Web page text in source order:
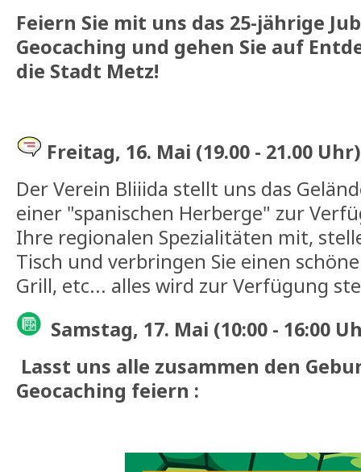
Feiern Sie mit uns das 25-jährige
Geocaching und gehen Sie auf
die Stadt Metz!
Freitag, 16. Mai (19.00 - 21.00
Der Verein Bliiida stellt uns das
einer "spanischen Herberge" zur
Ihre regionalen Spezialitäten mit,
Tisch und verbringen Sie einen
Grill, etc... alles wird zur Verfügung
Samstag, 17. Mai (10:00 - 16:00
Lasst uns alle zusammen den
Geocaching feiern :